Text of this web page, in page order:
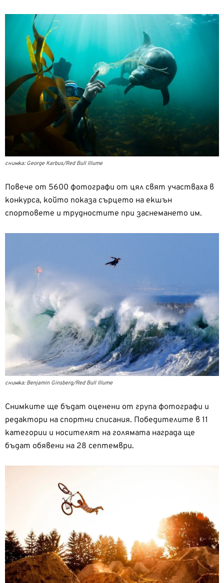
снимка: George Karbus/Red Bull Illume
Повече от 5600 фотографи от цял свят участваха в
конкурса, който показа сърцето на екшън
спортовете и трудностите при заснемането им.
снимка: Benjamin Ginsberg/Red Bull Illume
Снимките ще бъдат оценени от група фотографи и
редактори на спортни списания. Победителите в 11
категории и носителят на голямата награда ще
бъдат обявени на 28 септември.